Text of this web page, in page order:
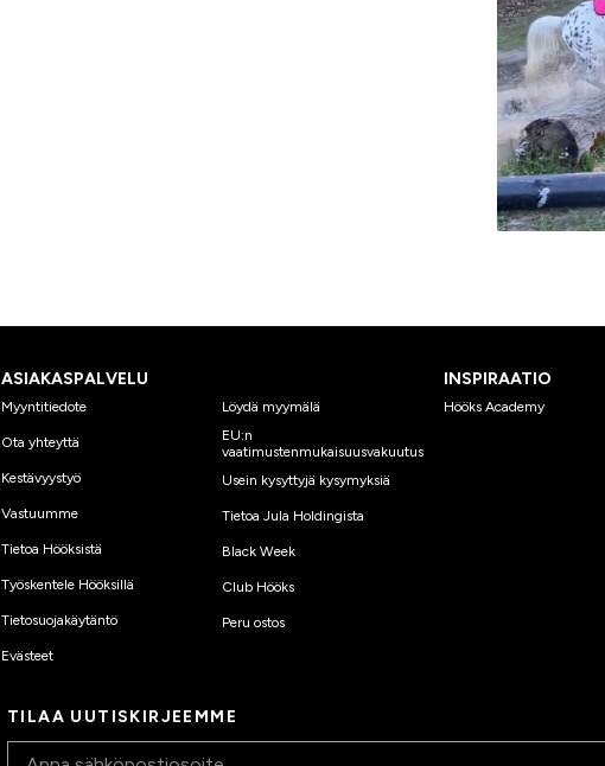
ASIAKASPALVELU
Myyntitiedote
Ota yhteyttä
Kestävyystyö
Vastuumme
Tietoa Hööksistä
Työskentele Hööksillä
Tietosuojakäytäntö
Evästeet
Löydä myymälä
EU:n
vaatimustenmukaisuusvakuutus
Usein kysyttyjä kysymyksiä
Tietoa Jula Holdingista
Black Week
Club Hööks
Peru ostos
INSPIRAATIO
Hööks Academy
TILAA UUTISKIRJEEMME